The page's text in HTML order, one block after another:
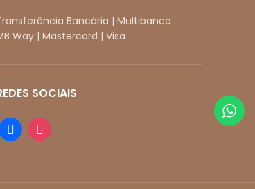
Bancária | Multibanco
Way | Mastercard | Visa
SOCIAIS
instagram